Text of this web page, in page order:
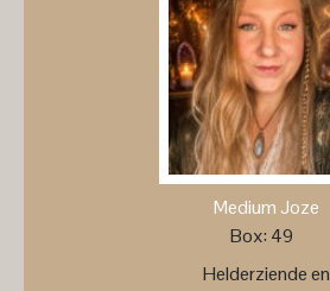
Medium Joze
Box: 49
Helderziende en